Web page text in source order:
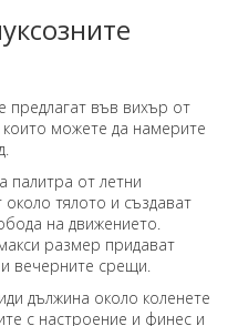
предлагат във вихър от
които можете да намерите
палитра от летни
около тялото и създават
на движението.
размер придават
вечерните срещи.
дължина около коленете
с настроение и финес и